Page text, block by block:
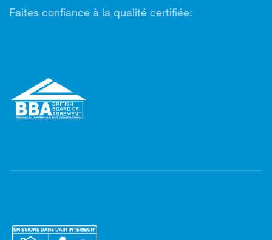
Faites confiance à la qualité certifiée: